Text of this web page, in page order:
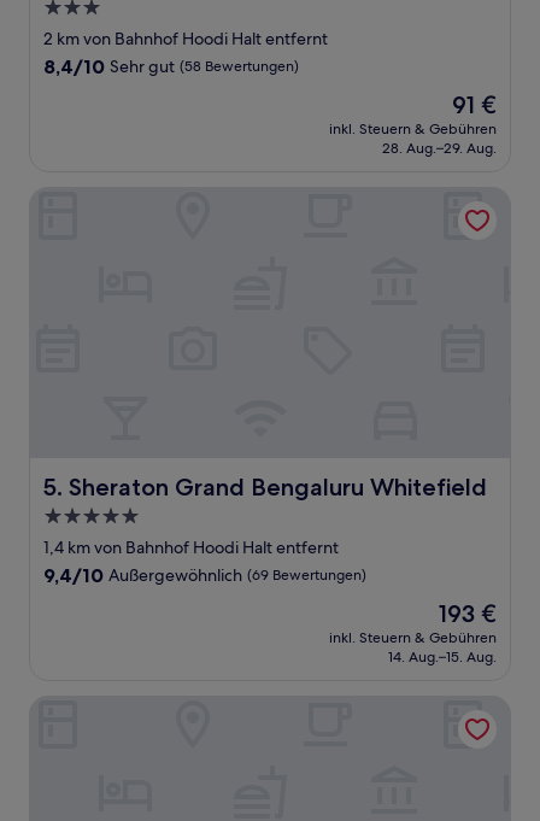
3.0-
Sterne-
Unterkunft
2 km von Bahnhof Hoodi Halt entfernt
8.4
Bewertungen)
8,4/10 Sehr gut (58 Bewertungen)
Der
Preis
beträgt
91 €
inkl. Steuern & Gebühren
28. Aug.–29. Aug.
5. Sheraton Grand Bengaluru Whitefield
Sheraton Grand Bengaluru Whitefield
5.0-
Sterne-
Unterkunft
1,4 km von Bahnhof Hoodi Halt entfernt
9.4
9,4/10 Außergewöhnlich (69 Bewertungen)
Der
Preis
beträgt
193 €
inkl. Steuern & Gebühren
14. Aug.–15. Aug.